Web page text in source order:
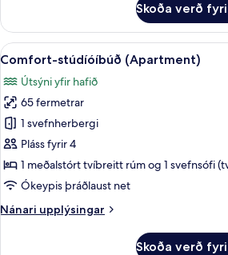
sameiginlegt
baðherbergi
herbergi
fyrir
tvo
sameiginlegt
baðherbergi
Skoða verð
Skoða
allar
myndir
fyrir
Comfort-
stúdíóíbúð
(Apartment)
12
Comfort-stúdíóíbúð (Apartment)
Útsýni yfir hafið
65 fermetrar
1 svefnherbergi
Pláss fyrir 4
1 meðalstórt tvíbreitt rúm og 1 svefnsófi
Ókeypis þráðlaust net
Nánari upplýsingar
Nánari
Skoða verð